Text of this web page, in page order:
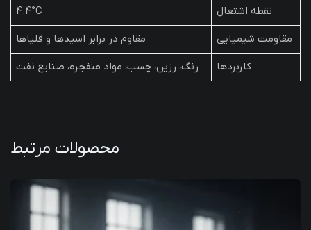
نقطه اشتعال
4.4°C
مقاومت شیمیایی
مقاوم در برابر اسیدها و قلیاها
کاربردها
رنگ، رزین، چسب، مواد منفجره، صنایع نفت
محصولات مرتبط